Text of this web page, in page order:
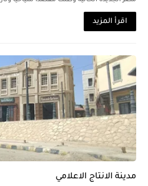
اقرأ المزيد
مدينة الانتاج الاعلامي